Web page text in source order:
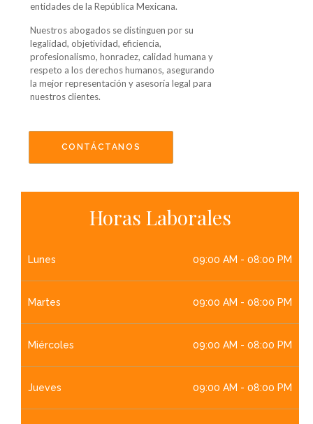
entidades de la República Mexicana.
Nuestros abogados se distinguen por su
legalidad, objetividad, eficiencia,
profesionalismo, honradez, calidad humana y
respeto a los derechos humanos, asegurando
la mejor representación y asesoría legal para
nuestros clientes.
CONTÁCTANOS
Horas Laborales
Lunes 09:00 AM - 08:00 PM
Martes 09:00 AM - 08:00 PM
Miércoles 09:00 AM - 08:00 PM
Jueves 09:00 AM - 08:00 PM